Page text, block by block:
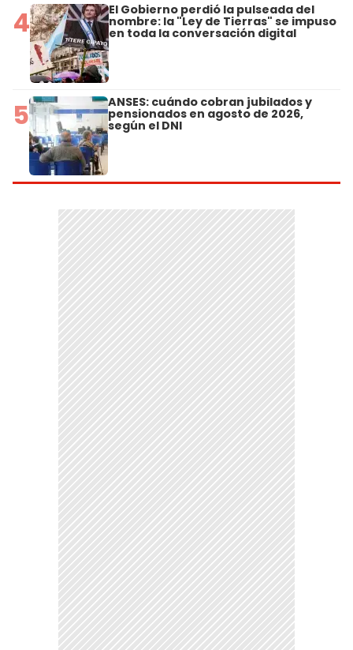
4 El Gobierno perdió la pulseada del
nombre: la "Ley de Tierras" se impuso
en toda la conversación digital
5 ANSES: cuándo cobran jubilados y
pensionados en agosto de 2026,
según el DNI